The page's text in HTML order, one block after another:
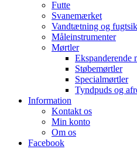
Futte
Svanemærket
Vandtætning og
Måleinstrumenter
Mørtler
Ekspanderende
Støbemørtler
Specialmørtler
Tyndpuds og
Information
Kontakt os
Min konto
Om os
Facebook